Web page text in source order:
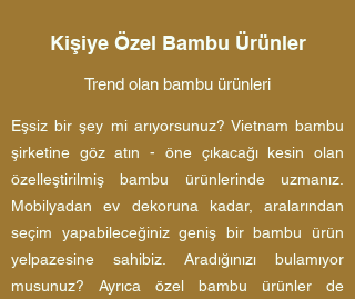
Kişiye Özel Bambu Ürünler
Trend olan bambu ürünleri
Eşsiz bir şey mi arıyorsunuz? Vietnam bambu
şirketine göz atın - öne çıkacağı kesin olan
özelleştirilmiş bambu ürünlerinde uzmanız.
Mobilyadan ev dekoruna kadar, aralarından
seçim yapabileceğiniz geniş bir bambu ürün
yelpazesine sahibiz. Aradığınızı bulamıyor
musunuz? Ayrıca özel bambu ürünler de